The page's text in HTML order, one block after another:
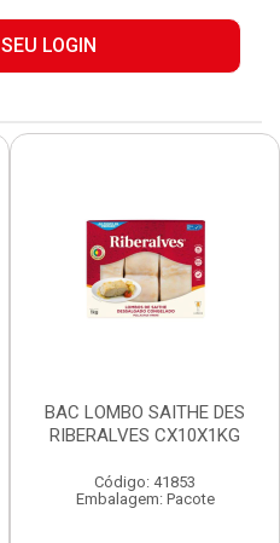
LOGIN
BAC LOMBO SAITHE DES
RIBERALVES CX10X1KG
Código: 41853
Embalagem: Pacote